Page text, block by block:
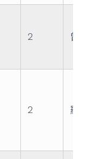
2 曾
2 羅